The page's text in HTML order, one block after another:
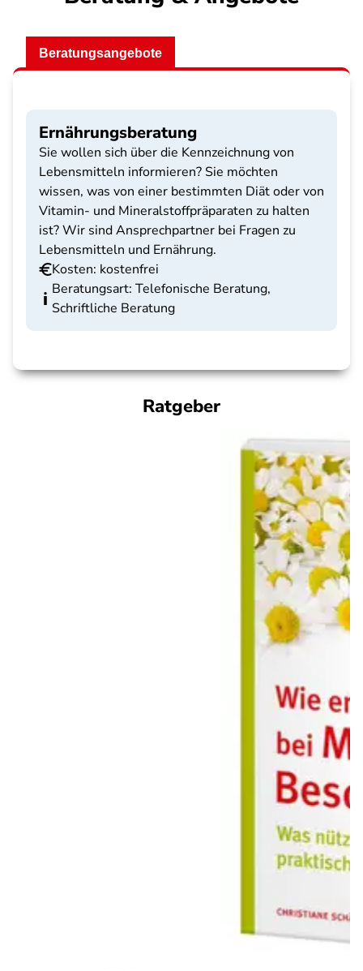
Beratungsangebote
Ernährungsberatung
Sie wollen sich über die Kennzeichnung von
Lebensmitteln informieren? Sie möchten
wissen, was von einer bestimmten Diät oder von
Vitamin- und Mineralstoffpräparaten zu halten
ist? Wir sind Ansprechpartner bei Fragen zu
Lebensmitteln und Ernährung.
Kosten: kostenfrei
Beratungsart: Telefonische Beratung,
Schriftliche Beratung
Ratgeber